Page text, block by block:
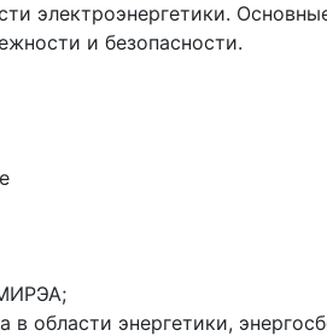
электроэнергетики.
и безопасности.
области энергетики,